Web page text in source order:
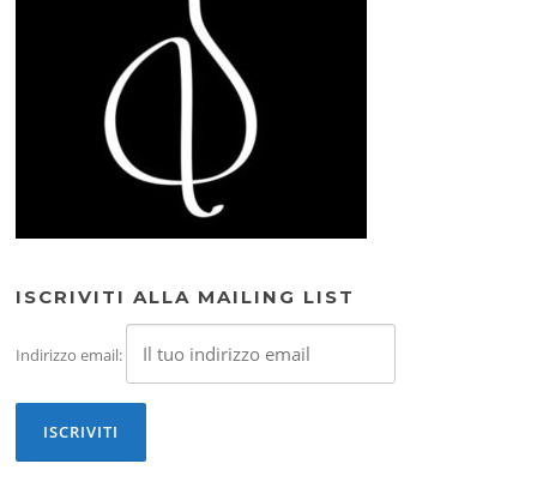
ISCRIVITI ALLA MAILING LIST
Indirizzo email: